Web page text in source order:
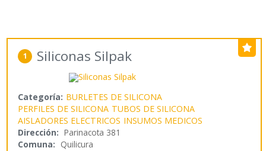
1 Siliconas Silpak
Categoría: BURLETES DE SILICONA
PERFILES DE SILICONA TUBOS DE SILICONA
AISLADORES ELECTRICOS INSUMOS MEDICOS
Dirección: Parinacota 381
Comuna: Quilicura